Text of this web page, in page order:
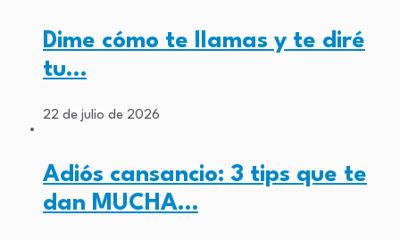
Dime cómo te llamas y te diré
tu…
22 de julio de 2026
Adiós cansancio: 3 tips que te
dan MUCHA…